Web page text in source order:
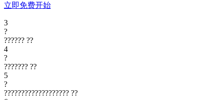
立即免费开始
3
?
?????? ??
4
?
??????? ??
5
?
??????????????????? ??